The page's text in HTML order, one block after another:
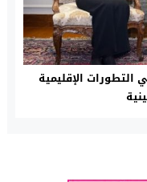
التطورات الإقليمية